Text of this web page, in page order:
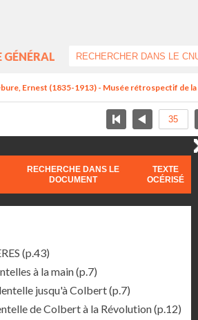
GÉNÉRAL
Ernest (1835-1913) - Musée rétrospectif de la
RECHERCHE DANS LE
DOCUMENT
TEXTE
OCÉRISÉ
(p.43)
à la main(p.7)
jusqu'à Colbert(p.7)
de Colbert à la Révolution(p.12)